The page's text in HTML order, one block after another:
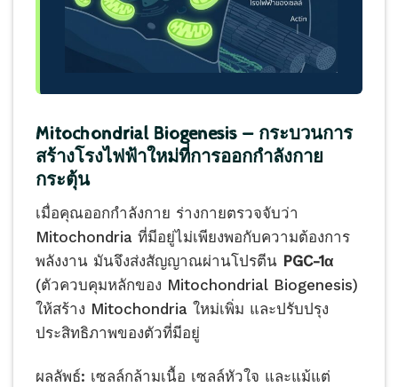
Mitochondrial Biogenesis — กระบวนการ
สร้างโรงไฟฟ้าใหม่ที่การออกกำลังกาย
กระตุ้น
เมื่อคุณออกกำลังกาย ร่างกายตรวจจับว่า
Mitochondria ที่มีอยู่ไม่เพียงพอกับความต้องการ
พลังงาน มันจึงส่งสัญญาณผ่านโปรตีน PGC-1α
(ตัวควบคุมหลักของ Mitochondrial Biogenesis)
ให้สร้าง Mitochondria ใหม่เพิ่ม และปรับปรุง
ประสิทธิภาพของตัวที่มีอยู่
ผลลัพธ์: เซลล์กล้ามเนื้อ เซลล์หัวใจ และแม้แต่